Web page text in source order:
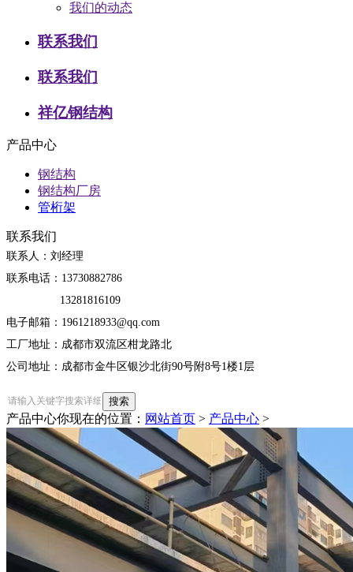
我们的动态
联系我们
联系我们
祥亿钢结构
产品中心
钢结构
钢结构厂房
管桁架
联系我们
联系人：刘经理
联系电话：13730882786
13281816109
电子邮箱：1961218933@qq.com
工厂地址：成都市双流区柑龙路北
公司地址：成都市金牛区银沙北街90号附8号1楼1层
产品中心你现在的位置： 网站首页 > 产品中心 >